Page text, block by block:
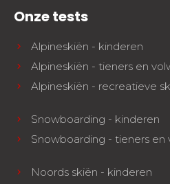
Onze tests
Alpineskiën - kinderen
Alpineskiën - tieners en
Alpineskiën - recreatieve
Snowboarding - kinderen
Snowboarding - tieners en
Noords skiën - kinderen